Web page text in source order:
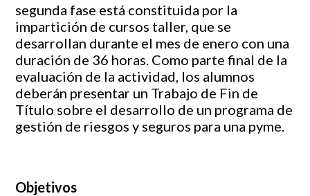
segunda fase está constituida por la
impartición de cursos taller, que se
desarrollan durante el mes de enero con una
duración de 36 horas. Como parte final de la
evaluación de la actividad, los alumnos
deberán presentar un Trabajo de Fin de
Título sobre el desarrollo de un programa de
gestión de riesgos y seguros para una pyme.
Objetivos